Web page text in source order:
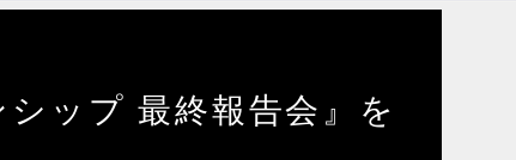
ップ 最終報告会』を